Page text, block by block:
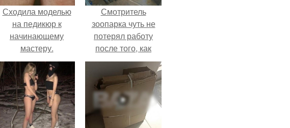
Сходила моделью
на педикюр к
начинающему
мастеру.
Смотритель
зоопарка чуть не
потерял работу
после того, как
камеры заметили,
как он ночью
пробирается в
вольер к горилле.